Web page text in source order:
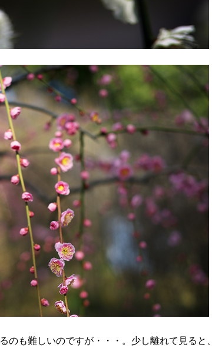
のも難しいのですが・・・。少し離れて見ると、